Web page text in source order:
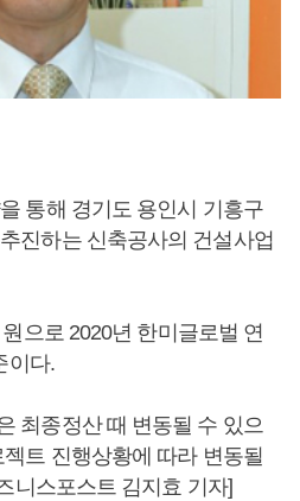
통해 경기도 용인시 기흥구
진하는 신축공사의 건설사업
으로 2020년 한미글로벌 연
이다.
최종정산 때 변동될 수 있으
트 진행상황에 따라 변동될
니스포스트 김지효 기자]